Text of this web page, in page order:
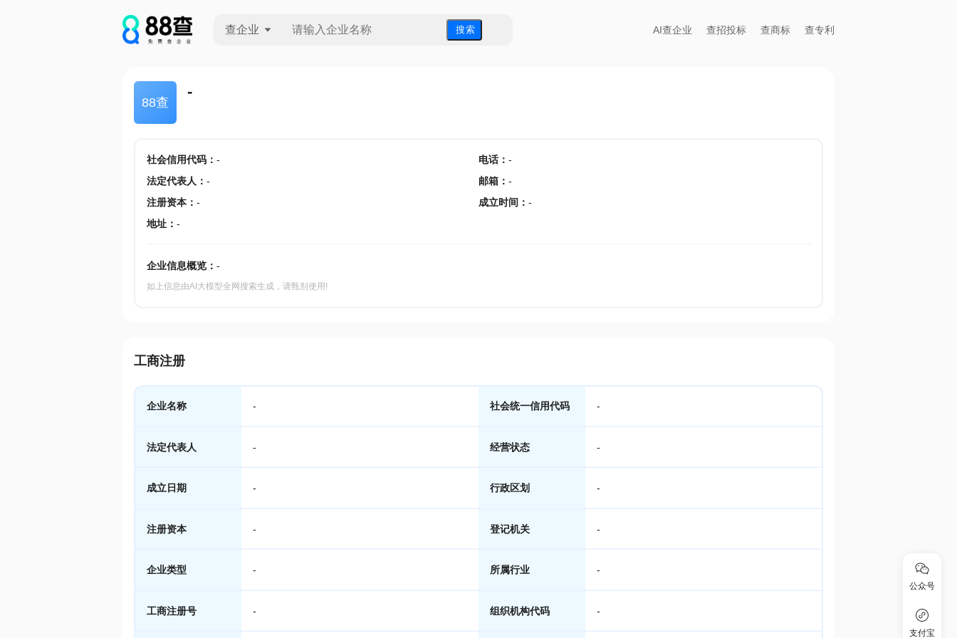
查企业 搜 索 AI查企业 查招投标 查商标 查专利
88查
-
社会信用代码： - 电话： -
法定代表人 ： - 邮箱 ： -
注册资本： - 成立时间 ： -
地址： -
企业信息概览： -
如上信息由AI大模型全网搜索生成，请甄别使用!
工商注册
企业名称 - 社会统一信用代码 -
法定代表人 - 经营状态 -
成立日期 - 行政区划 -
注册资本 - 登记机关 -
企业类型 - 所属行业 -
工商注册号 - 组织机构代码 -
公众号
支付宝